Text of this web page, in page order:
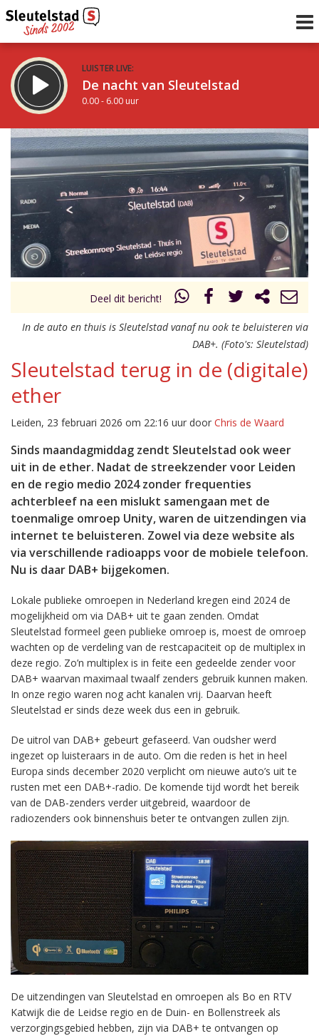
LUISTER LIVE:
De nacht van Sleutelstad
0.00 - 6.00 uur
STRAKS:
De ochtend van Sleutelstad
6.00 - 12.00 uur
Vorig uur
uur 1 van 0 Volgend uur
Deel dit bericht!
In de auto en thuis is Sleutelstad vanaf nu ook te beluisteren via
DAB+. (Foto's: Sleutelstad)
Sleutelstad terug in de (digitale)
ether
Leiden, 23 februari 2026 om 22:16 uur door Chris de Waard
Sinds maandagmiddag zendt Sleutelstad ook weer
uit in de ether. Nadat de streekzender voor Leiden
en de regio medio 2024 zonder frequenties
achterbleef na een mislukt samengaan met de
toenmalige omroep Unity, waren de uitzendingen via
internet te beluisteren. Zowel via deze website als
via verschillende radioapps voor de mobiele telefoon.
Nu is daar DAB+ bijgekomen.
Lokale publieke omroepen in Nederland kregen eind 2024 de
mogelijkheid om via DAB+ uit te gaan zenden. Omdat
Sleutelstad formeel geen publieke omroep is, moest de omroep
wachten op de verdeling van de restcapaciteit op de multiplex in
deze regio. Zo’n multiplex is in feite een gedeelde zender voor
DAB+ waarvan maximaal twaalf zenders gebruik kunnen maken.
In onze regio waren nog acht kanalen vrij. Daarvan heeft
Sleutelstad er sinds deze week dus een in gebruik.
De uitrol van DAB+ gebeurt gefaseerd. Van oudsher werd
ingezet op luisteraars in de auto. Om die reden is het in heel
Europa sinds december 2020 verplicht om nieuwe auto’s uit te
rusten met een DAB+-radio. De komende tijd wordt het bereik
van de DAB-zenders verder uitgebreid, waardoor de
radiozenders ook binnenshuis beter te ontvangen zullen zijn.
De uitzendingen van Sleutelstad en omroepen als Bo en RTV
Katwijk die de Leidse regio en de Duin- en Bollenstreek als
verzorgingsgebied hebben, zijn via DAB+ te ontvangen op